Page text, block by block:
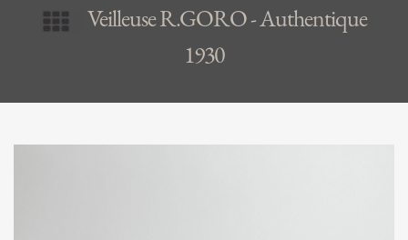
Veilleuse R.GORO - Authentique
1930